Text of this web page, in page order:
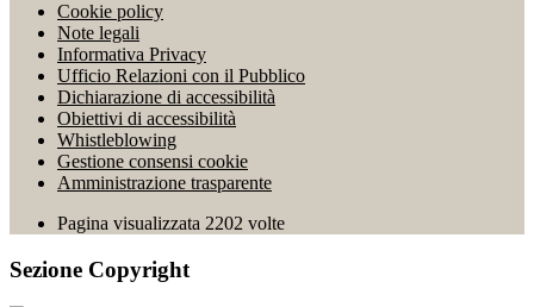
Cookie policy
Note legali
Informativa Privacy
Ufficio Relazioni con il Pubblico
Dichiarazione di accessibilità
Obiettivi di accessibilità
Whistleblowing
Gestione consensi cookie
Amministrazione trasparente
Pagina visualizzata 2202 volte
Sezione Copyright